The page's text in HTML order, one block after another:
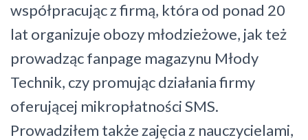
współpracując z firmą, która od ponad 20
lat organizuje obozy młodzieżowe, jak też
prowadząc fanpage magazynu Młody
Technik, czy promując działania firmy
oferującej mikropłatności SMS.
Prowadziłem także zajęcia z nauczycielami,